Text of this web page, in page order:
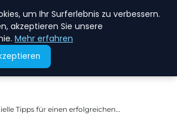
JOBS
Tipps für einen erfolgreichen…
um Ihr Surferlebnis zu verbessern.
akzeptieren Sie unsere
Mehr erfahren